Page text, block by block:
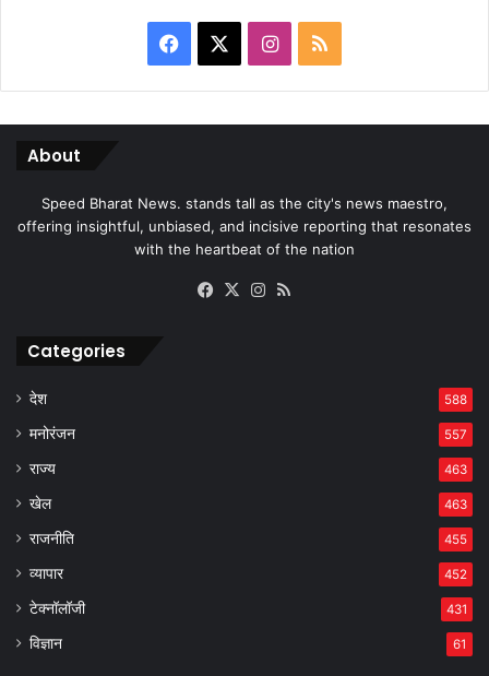
Facebook Instagram
RSS
About
Speed Bharat News. stands tall as the city's news maestro,
offering insightful, unbiased, and incisive reporting that resonates
with the heartbeat of the nation
Facebook
X Instagram
Categories
देश 588
मनोरंजन 557
राज्य 463
खेल 463
राजनीति 455
व्यापार 452
टेक्नॉलॉजी 431
विज्ञान 61